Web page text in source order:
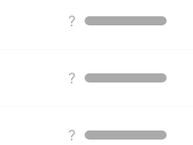
?
?
?